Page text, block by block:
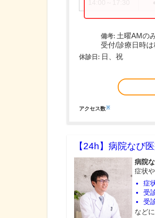
備考: 土曜AMの
受付/診療日時
休診日: 日、祝
アクセス数※
【24h】 病院なび
病院
症状
症
受
受
など